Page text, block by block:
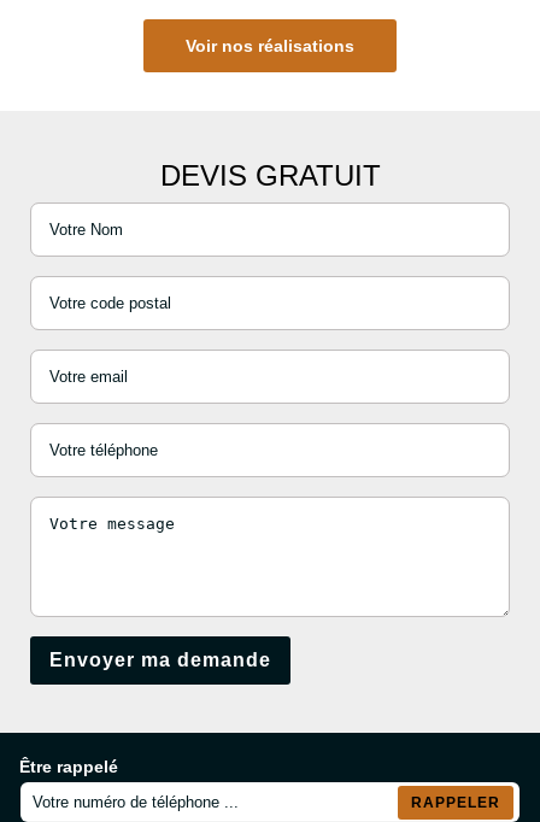
Voir nos réalisations
DEVIS GRATUIT
Être rappelé